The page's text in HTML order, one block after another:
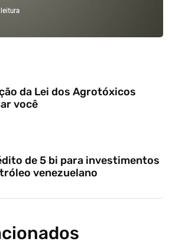
leitura
da Lei dos Agrotóxicos
você
de 5 bi para investimentos
venezuelano